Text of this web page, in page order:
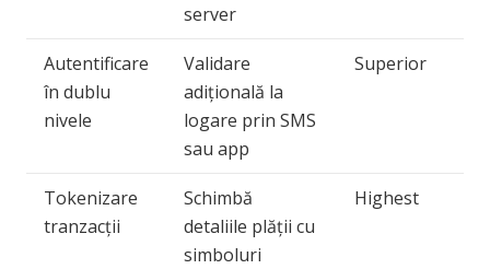
server
Autentificare
în dublu
nivele
Validare
adițională la
logare prin SMS
sau app
Superior
Tokenizare
tranzacții
Schimbă
detaliile plății cu
simboluri
Highest